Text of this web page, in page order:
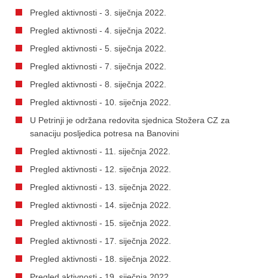
Pregled aktivnosti - 3. siječnja 2022.
Pregled aktivnosti - 4. siječnja 2022.
Pregled aktivnosti - 5. siječnja 2022.
Pregled aktivnosti - 7. siječnja 2022.
Pregled aktivnosti - 8. siječnja 2022.
Pregled aktivnosti - 10. siječnja 2022.
U Petrinji je održana redovita sjednica Stožera CZ za
sanaciju posljedica potresa na Banovini
Pregled aktivnosti - 11. siječnja 2022.
Pregled aktivnosti - 12. siječnja 2022.
Pregled aktivnosti - 13. siječnja 2022.
Pregled aktivnosti - 14. siječnja 2022.
Pregled aktivnosti - 15. siječnja 2022.
Pregled aktivnosti - 17. siječnja 2022.
Pregled aktivnosti - 18. siječnja 2022.